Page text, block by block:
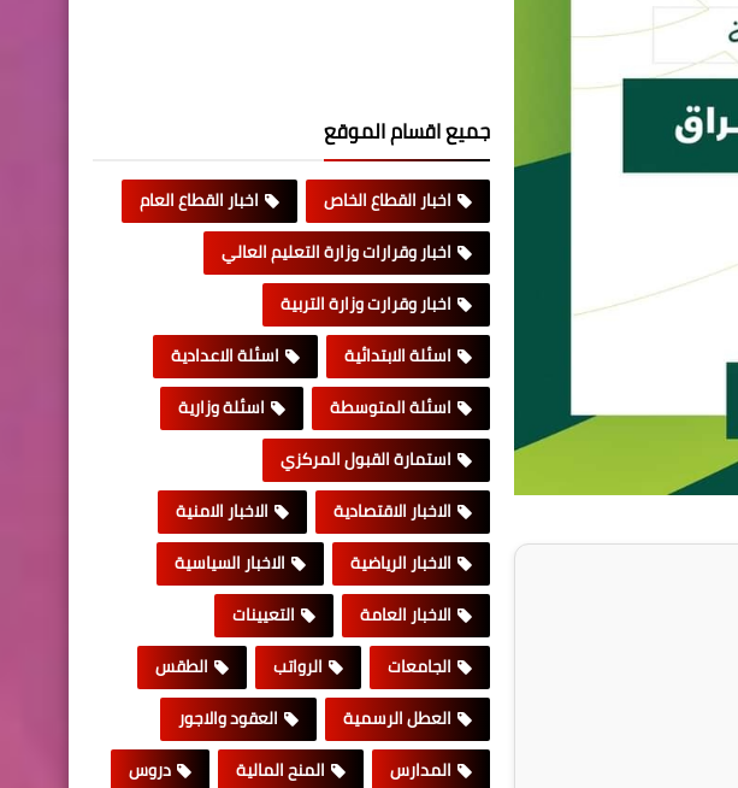
جميع اقسام الموقع
اخبار القطاع الخاص
اخبار القطاع العام
اخبار وقرارات وزارة التعليم العالي
اخبار وقرارت وزارة التربية
اسئلة الابتدائية
اسئلة الاعدادية
اسئلة المتوسطة
اسئلة وزارية
استمارة القبول المركزي
الاخبار الاقتصادية
الاخبار الامنية
الاخبار الرياضية
الاخبار السياسية
الاخبار العامة
التعيينات
الجامعات
الرواتب
الطقس
العطل الرسمية
العقود والاجور
المدارس
المنح المالية
دروس